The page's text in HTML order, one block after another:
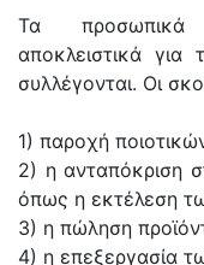
Τα προσωπικά
αποκλειστικά
συλλέγονται. Οι
1) παροχή
2) η ανταπόκριση
όπως η εκτέλεση
3) η πώληση
4) η επεξεργασία